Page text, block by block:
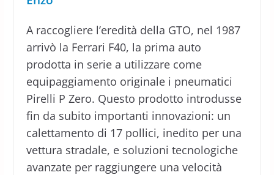
A raccogliere l’eredità della GTO, nel 1987
arrivò la Ferrari F40, la prima auto
prodotta in serie a utilizzare come
equipaggiamento originale i pneumatici
Pirelli P Zero. Questo prodotto introdusse
fin da subito importanti innovazioni: un
calettamento di 17 pollici, inedito per una
vettura stradale, e soluzioni tecnologiche
avanzate per raggiungere una velocità